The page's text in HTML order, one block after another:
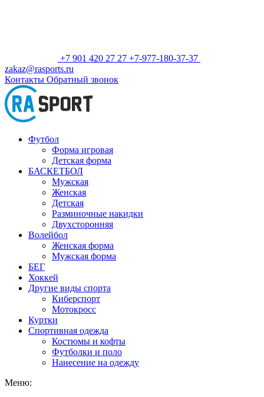
+7 901 420 27 27 +7-977-180-37-37
zakaz@rasports.ru
Контакты Обратный звонок
Футбол
Форма игровая
Детская форма
БАСКЕТБОЛ
Мужская
Женская
Детская
Разминочные накидки
Двухсторонняя
Волейбол
Женская форма
Мужская форма
БЕГ
Хоккей
Другие виды спорта
Киберспорт
Мотокросс
Куртки
Спортивная одежда
Костюмы и кофты
Футболки и поло
Нанесение на одежду
Меню: